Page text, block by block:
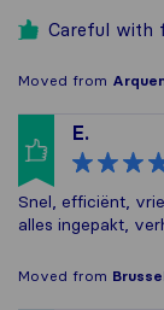
Careful with
Moved from
E.
Snel, efficiënt,
alles ingepakt,
Moved from